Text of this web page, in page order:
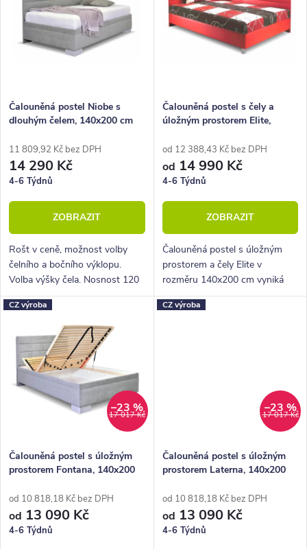
o
d
u
k
t
ů
Abecedně
r
o
d
u
k
t
ů
Čalouněná postel Niobe s
dlouhým čelem, 140x200 cm
11 809,92 Kč bez DPH
14 290 Kč
4-6 Týdnů
ZOBRAZIT
Rošt v ceně, možnost volby
čelního a bočního výklopu.
Volba výšky čela. Nosnost 120
Kg.
Čalouněná postel s čely a
úložným prostorem Elite,
od 12 388,43 Kč bez DPH
od 14 990 Kč
4-6 Týdnů
ZOBRAZIT
Čalouněná postel s úložným
prostorem a čely Elite v
rozměru 140x200 cm vyniká
především velkou ložnou
plochou. Předností je také
CZ výroba
17 017 Kč
–23 %
Čalouněná postel s úložným
prostorem Fontana, 140x200
od 10 818,18 Kč bez DPH
od 13 090 Kč
4-6 Týdnů
CZ výroba
17 017 Kč
–23 %
Čalouněná postel s úložným
prostorem Laterna, 140x200
od 10 818,18 Kč bez DPH
od 13 090 Kč
4-6 Týdnů